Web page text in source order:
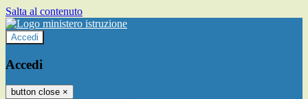
Salta al contenuto
Accedi
Accedi
button close ×